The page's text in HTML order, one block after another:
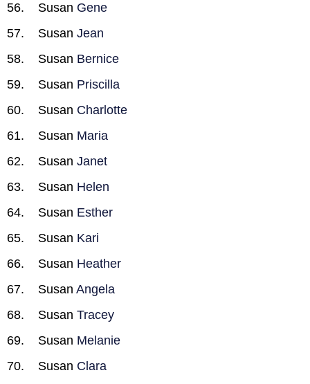
Susan Gene
Susan Jean
Susan Bernice
Susan Priscilla
Susan Charlotte
Susan Maria
Susan Janet
Susan Helen
Susan Esther
Susan Kari
Susan Heather
Susan Angela
Susan Tracey
Susan Melanie
Susan Clara